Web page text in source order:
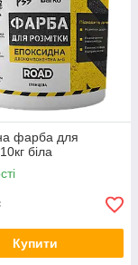
фарба для
біла
Купити